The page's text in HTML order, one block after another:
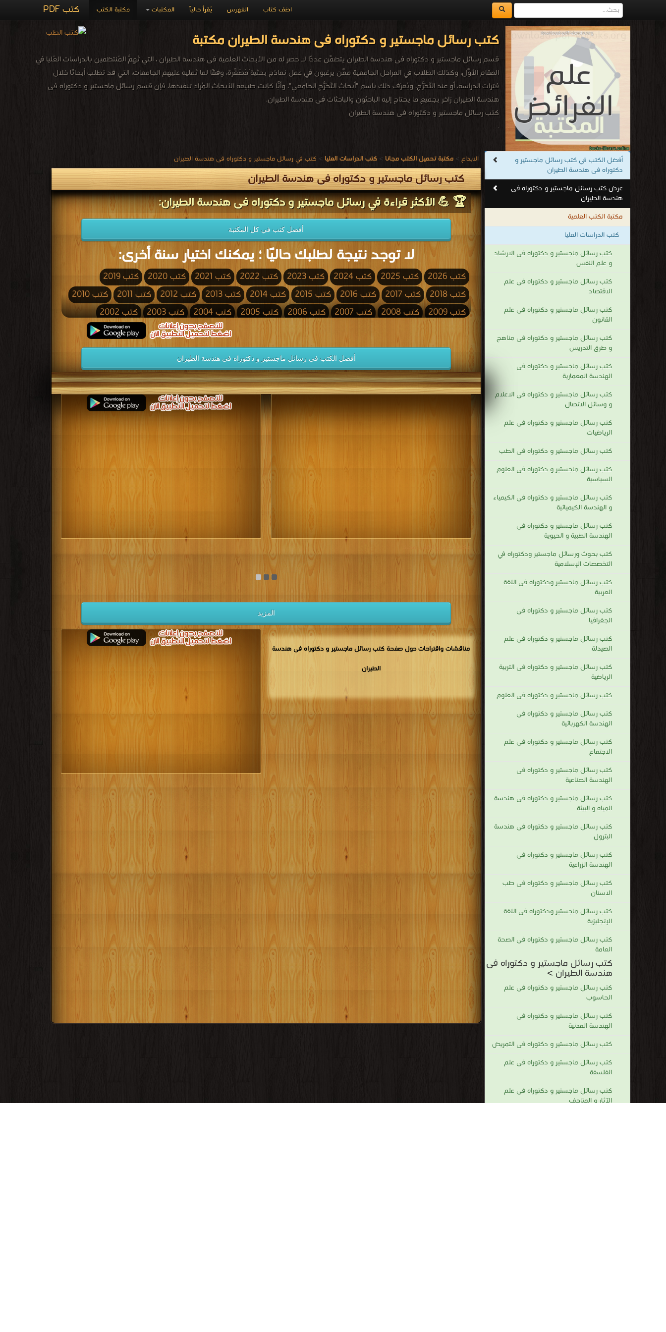
كتب PDF مكتبة الكتب المكتبات يُقرأ حالياً الفهرس اضف كتاب
كتب رسائل ماجستير و دكتوراه فى هندسة الطيران مكتبة
قسم رسائل ماجستير و دكتوراه فى هندسة الطيران يتضمَّن عددًا لا حصر له من الأبحاث العلمية فى هندسة الطيران ، التي تُهِمُّ المُنتظمين بالدراسات العُليا في
المقام الأوَّل، وكذلك الطلاب في المراحل الجامعية ممَّن يرغبون في عمل نماذج بحثية ُمُصَغَّرة، وفقًا لما تُمليه عليهم الجامعات، التي قد تطلب أبحاثًا خلال
فترات الدراسة، أو عند التَّخَرُّج، ويُعرَف ذلك باسم "أبحاث التَّخَرُّج الجامعي"، وأيًّا كانت طبيعة الأبحاث المُراد تنفيذها، فإن قسم رسائل ماجستير و دكتوراه فى
هندسة الطيران زاخر بجميع ما يحتاج إليه الباحثون والباحثات فى هندسة الطيران.
كتب رسائل ماجستير و دكتوراه فى هندسة الطيران
.
أفضل الكتب في كتب رسائل ماجستير و
دكتوراه فى هندسة الطيران
عرض كتب رسائل ماجستير و دكتوراه فى
هندسة الطيران
مكتبة الكتب العلمية
كتب الدراسات العليا
كتب رسائل ماجستير و دكتوراه فى الارشاد
و علم النفس
كتب رسائل ماجستير و دكتوراه فى علم
الاقتصاد
كتب رسائل ماجستير و دكتوراه فى علم
القانون
كتب رسائل ماجستير و دكتوراه فى مناهج
و طرق التدريس
كتب رسائل ماجستير و دكتوراه فى
الهندسة المعمارية
كتب رسائل ماجستير و دكتوراه فى الاعلام
و وسائل الاتصال
كتب رسائل ماجستير و دكتوراه فى علم
الرياضيات
كتب رسائل ماجستير و دكتوراه فى الطب
كتب رسائل ماجستير و دكتوراه فى العلوم
السياسية
كتب رسائل ماجستير و دكتوراه فى الكيمياء
و الهندسة الكيميائية
كتب رسائل ماجستير و دكتوراه فى
الهندسة الطبية و الحيوية
كتب بحوث ورسائل ماجستير ودكتوراه في
التخصصات الإسلامية
كتب رسائل ماجستير ودكتوراه فى اللغة
العربية
كتب رسائل ماجستير و دكتوراه فى
الجغرافيا
كتب رسائل ماجستير و دكتوراه فى علم
الصيدلة
كتب رسائل ماجستير و دكتوراه فى التربية
الرياضية
كتب رسائل ماجستير و دكتوراه فى العلوم
كتب رسائل ماجستير و دكتوراه فى
الهندسة الكهربائية
كتب رسائل ماجستير و دكتوراه فى علم
الاجتماع
كتب رسائل ماجستير و دكتوراه فى
الهندسة الصناعية
كتب رسائل ماجستير و دكتوراه فى هندسة
المياه و البيئة
كتب رسائل ماجستير و دكتوراه فى هندسة
البترول
كتب رسائل ماجستير و دكتوراه فى
الهندسة الزراعية
كتب رسائل ماجستير و دكتوراه فى طب
الاسنان
كتب رسائل ماجستير ودكتوراه فى اللغة
الإنجليزية
كتب رسائل ماجستير و دكتوراه فى الصحة
العامة
كتب رسائل ماجستير و دكتوراه فى
هندسة الطيران >
كتب رسائل ماجستير و دكتوراه فى علم
الحاسوب
كتب رسائل ماجستير و دكتوراه فى
الهندسة المدنية
كتب رسائل ماجستير و دكتوراه فى التمريض
كتب رسائل ماجستير و دكتوراه فى علم
الفلسفة
كتب رسائل ماجستير و دكتوراه فى علم
الآثار و المتاحف
الابداع > مكتبة تحميل الكتب مجانا > كتب الدراسات العليا > كتب في رسائل ماجستير و دكتوراه فى هندسة الطيران
كتب رسائل ماجستير و دكتوراه فى هندسة الطيران
🏆 💪 الأكثر قراءة في رسائل ماجستير و دكتوراه فى هندسة الطيران:
أفضل كتب في كل المكتبة
لا توجد نتيجة لطلبك حاليًا ؛ يمكنك اختيار سنة أخرى:
كتب 2026 كتب 2025 كتب 2024 كتب 2023 كتب 2022 كتب 2021 كتب 2020
كتب 2019
كتب 2018
كتب 2017 كتب 2016 كتب 2015 كتب 2014 كتب 2013 كتب 2012 كتب 2011
كتب 2010
كتب 2009
كتب 2008 كتب 2007 كتب 2006 كتب 2005 كتب 2004 كتب 2003
كتب 2002
كتب 2001
كتب 1998 كتب 1997 كتب 1996 كتب 1995 كتب 1994
كتب 1993
كتب 1992
كتب 1991 كتب 1990 كتب 1989 كتب 1988 كتب 1987 كتب 1986 كتب 1985
كتب 1984
كتب 1983
كتب 1982 كتب 1981 كتب 1980 كتب 1979 كتب 1978 كتب 1977 كتب 1976
كتب 1975
كتب 1974
كتب 1973 كتب 1972 كتب 1971 كتب 1970 كتب 1969 كتب 1968 كتب 1967
كتب 1966
كتب 1961 كتب 1960 كتب 1959 كتب 1958
كتب 1957
كتب 1956
كتب 1955 كتب 1954 كتب 1953 كتب 1952 كتب 1951 كتب 1950 كتب 1949
كتب 1948
كتب 1926 كتب 1925 كتب 1922
كتب 1921
كتب 1904
كتب 1903
أفضل الكتب في رسائل ماجستير و دكتوراه فى هندسة الطيران
مكتبة تحميل الكتب مجانا
المزيد
مناقشات واقتراحات حول صفحة كتب رسائل ماجستير و دكتوراه فى هندسة
الطيران